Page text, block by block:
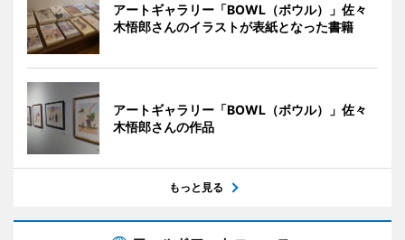
アートギャラリー「BOWL（ボウル）」佐々
木悟郎さんのイラストが表紙となった書籍
アートギャラリー「BOWL（ボウル）」佐々
木悟郎さんの作品
もっと見る